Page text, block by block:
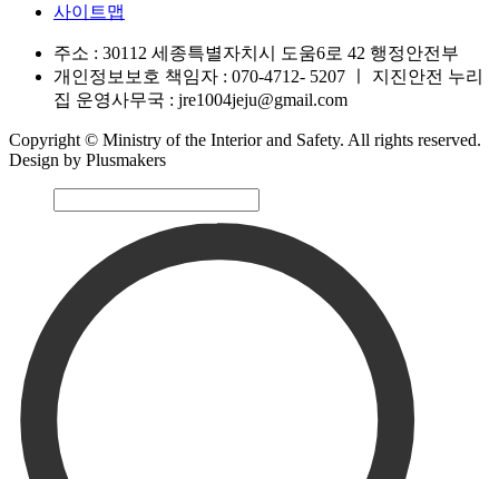
사이트맵
주소 : 30112 세종특별자치시 도움6로 42 행정안전부
개인정보보호 책임자 : 070-4712- 5207
지진안전 누리
집 운영사무국 : jre1004jeju@gmail.com
Copyright © Ministry of the Interior and Safety. All rights reserved.
Design by Plusmakers